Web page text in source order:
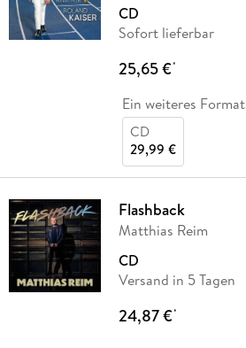
CD
Sofort lieferbar
25,65 €*
Ein weiteres Format
CD
29,99 €
Flashback
Matthias Reim
CD
Versand in 5 Tagen
24,87 €*